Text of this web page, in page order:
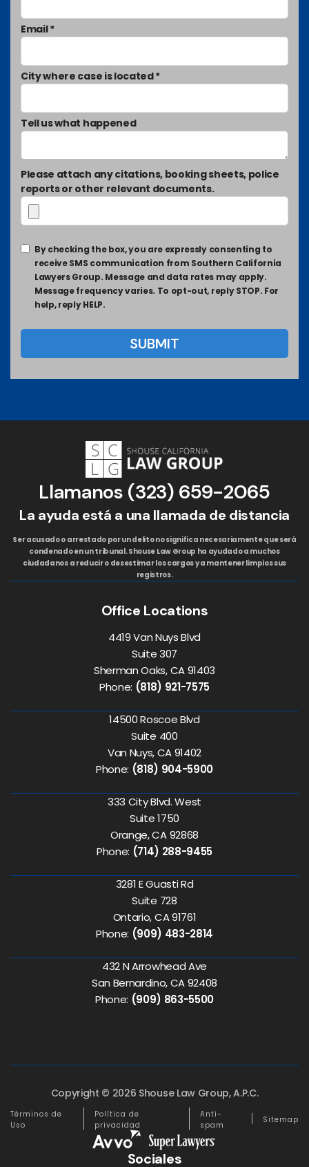
Email *
City where case is located *
Tell us what happened
Please attach any citations, booking sheets, police
reports or other relevant documents.
By checking the box, you are expressly consenting to
receive SMS communication from Southern California
Lawyers Group. Message and data rates may apply.
Message frequency varies. To opt-out, reply STOP. For
help, reply HELP.
Llamanos (323) 659-2065
La ayuda está a una llamada de distancia
Ser acusado o arrestado por un delito no significa necesariamente que será
condenado en un tribunal. Shouse Law Group ha ayudado a muchos
ciudadanos a reducir o desestimar los cargos y a mantener limpios sus
registros.
Office Locations
4419 Van Nuys Blvd
Suite 307
Sherman Oaks, CA 91403
Phone: (818) 921-7575
14500 Roscoe Blvd
Suite 400
Van Nuys, CA 91402
Phone: (818) 904-5900
333 City Blvd. West
Suite 1750
Orange, CA 92868
Phone: (714) 288-9455
3281 E Guasti Rd
Suite 728
Ontario, CA 91761
Phone: (909) 483-2814
432 N Arrowhead Ave
San Bernardino, CA 92408
Phone: (909) 863-5500
Copyright © 2026 Shouse Law Group, A.P.C.
Términos de
Uso
Política de
privacidad
Anti-
spam
Sitemap
Sociales